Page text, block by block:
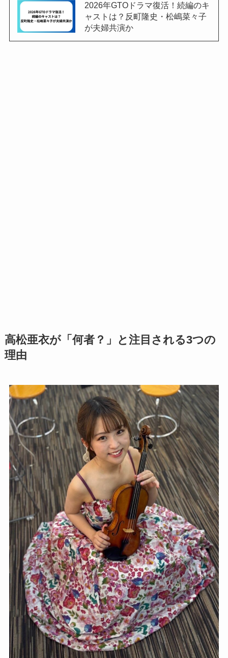
2026年GTOドラマ復活！続編のキ
ャストは？反町隆史・松嶋菜々子
が夫婦共演か
高松亜衣が「何者？」と注目される3つの
理由